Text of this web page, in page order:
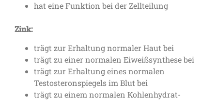
hat eine Funktion bei der Zellteilung
Zink:
trägt zur Erhaltung normaler Haut bei
trägt zu einer normalen Eiweißsynthese bei
trägt zur Erhaltung eines normalen
Testosteronspiegels im Blut bei
trägt zu einem normalen Kohlenhydrat-